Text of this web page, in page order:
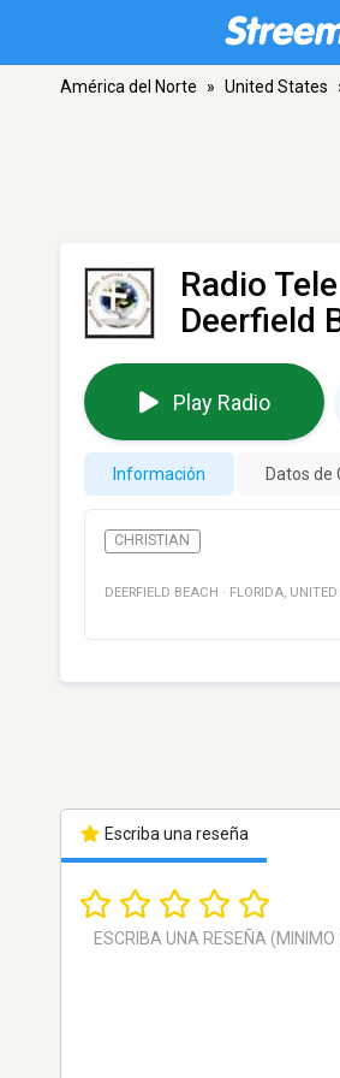
América del Norte » United States
Radio
Deerfield
Play Radio
Información Datos de
CHRISTIAN
DEERFIELD BEACH · FLORIDA, UNITED
Escriba una reseña